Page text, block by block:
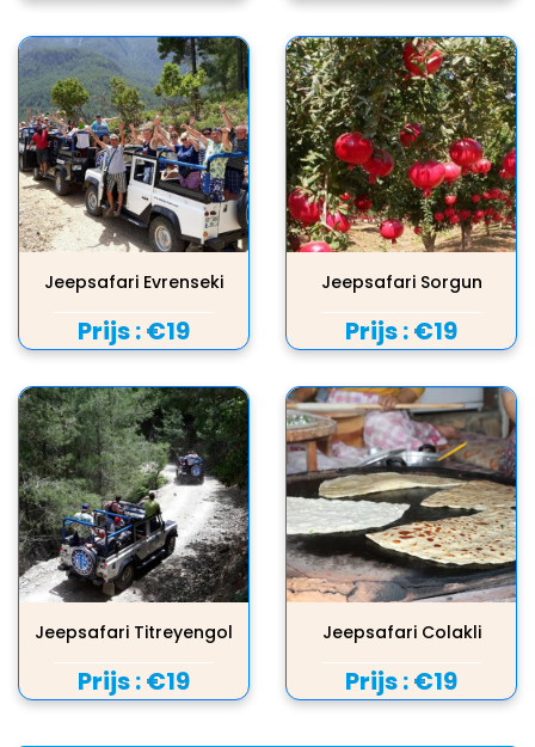
Jeepsafari Evrenseki
Prijs :€19
Jeepsafari Sorgun
Prijs :€19
Jeepsafari Titreyengol
Prijs :€19
Jeepsafari Colakli
Prijs :€19